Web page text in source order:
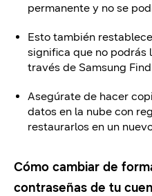
permanente y no se
Esto también
significa que no podrás
través de Samsung Find
Asegúrate de hacer
datos en la nube con
restaurarlos en un
Cómo cambiar de
contraseñas de tu